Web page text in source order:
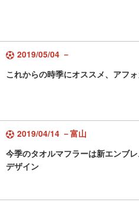
2019/05/04 －
これからの時季にオススメ、アフォ
2019/04/14 －富山
今季のタオルマフラーは新エンブ
デザイン